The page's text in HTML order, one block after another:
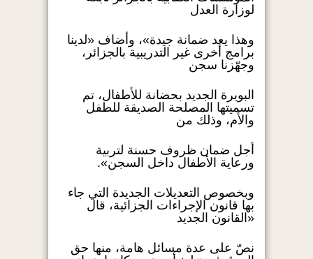
لوزارة العدل
وهذا يعد ضمانة جيدة»، وأضاف «لدينا
برامج أخرى غير التدريبية بالجزائر،
وجهّزنا سجن
البويرة الجديد بحضانة للأطفال، تم
تسميتها المصلحة الصديقة للطفل
والأم، وذلك من
أجل ضمان ظروف حسنة لتربية
ورعاية الأطفال داخل السجن».
وبخصوص التعديلات الجديدة التي جاء
بها قانون الإجراءات الجزائية، قال
«القانون الجديد
نصّ على عدة مسائل هامة، منها حق